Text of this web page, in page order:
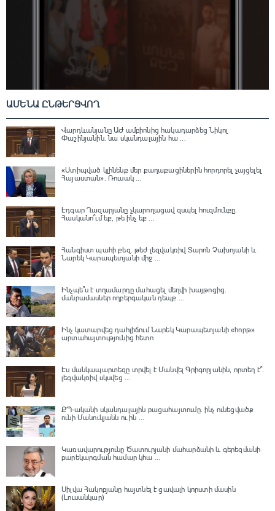
ԱՄԵՆԱ ԸՆԹԵՐՑՎՈՂ
Վարդևանյանը ԱԺ ամբիոնից հակադարձեց Նիկոլ
Փաշինյանին․ նա սկանդալային հա ...
«Ստիպված կլինենք մեր քաղաքացիներին հորդորել չայցելել
Հայաստան»․ Ռուսակ ...
Էդգար Ղազարյանը չկարողացավ զսպել հուզմունքը.
Հասկանո՞ւմ եք, թե ինչ եք ...
Հանգիստ պահի քեզ. թեժ լեզվակռիվ Տարոն Չախոյանի և
Նարեկ Կարապետյանի միջ ...
Ինչպե՞ս է տղամարդը մահացել մեղվի խայթոցից.
մանրամասներ ողբերգական դեպք ...
Ինչ կատարվեց դահլիճում Նարեկ Կարապետյանի «հորթ»
արտահայտությունից հետո
Էս մանկապարտեզը տրվել է Մանվել Գրիգորյանին, որտեղ է՞․
լեզվակռիվ սկսվեց ...
ՔՊ-ականի սկանդալային բացահայտումը․ ինչ ունեցվածք
ունի Մանուկյանն ու ին ...
Կառավարությունը Ծատուրյանի մահարձանի և գերեզմանի
բարեկարգման համար կհա ...
Սիլվա Հակոբյանը հայտնել է ցավալի կորստի մասին
(Լուսանկար)